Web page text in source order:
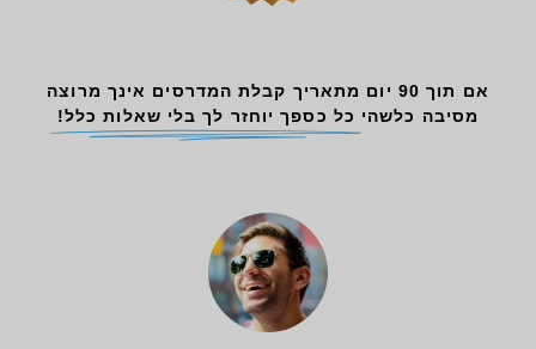
אם תוך 90 יום מתאריך קבלת המדרסים אינך מרוצה
מסיבה כלשהי כל כספך יוחזר לך בלי שאלות כלל!